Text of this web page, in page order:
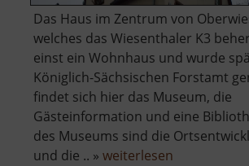
Das Haus im Zentrum von
welches das Wiesenthaler K3
einst ein Wohnhaus und wurde
Königlich-Sächsischen Forstamt
findet sich hier das Museum, die
Gästeinformation und eine
des Museums sind die
und die .. » weiterlesen